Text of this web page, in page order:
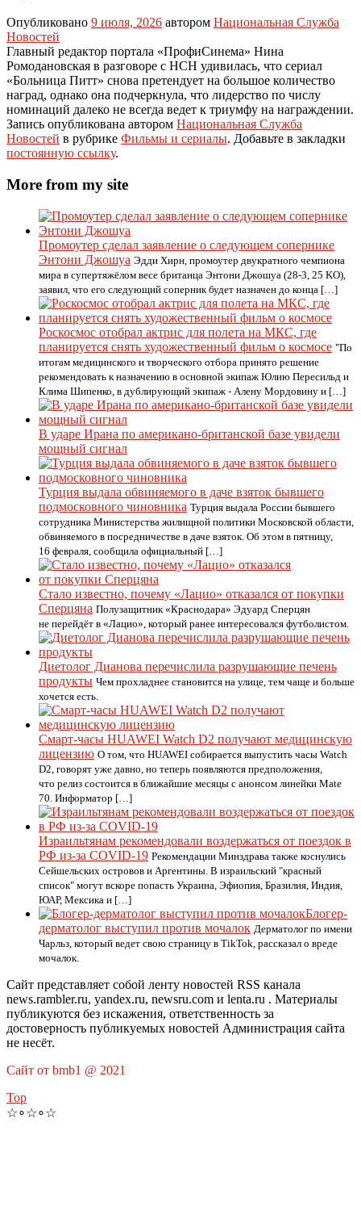
Опубликовано 9 июля, 2026 автором Национальная Служба
Новостей
Главный редактор портала «ПрофиСинема» Нина
Ромодановская в разговоре с НСН удивилась, что сериал
«Больница Питт» снова претендует на большое количество
наград, однако она подчеркнула, что лидерство по числу
номинаций далеко не всегда ведет к триумфу на награждении.
Запись опубликована автором Национальная Служба
Новостей в рубрике Фильмы и сериалы. Добавьте в закладки
постоянную ссылку.
More from my site
Промоутер сделал заявление о следующем сопернике
Энтони Джошуа Эдди Хирн, промоутер двукратного чемпиона
мира в супертяжёлом весе британца Энтони Джошуа (28-3, 25 KO),
заявил, что его следующий соперник будет назначен до конца […]
Роскосмос отобрал актрис для полета на МКС, где
планируется снять художественный фильм о космосе "По
итогам медицинского и творческого отбора принято решение
рекомендовать к назначению в основной экипаж Юлию Пересильд и
Клима Шипенко, в дублирующий экипаж - Алену Мордовину и […]
В ударе Ирана по американо-британской базе увидели
мощный сигнал
Турция выдала обвиняемого в даче взяток бывшего
подмосковного чиновника Турция выдала России бывшего
сотрудника Министерства жилищной политики Московской области,
обвиняемого в посредничестве в даче взяток. Об этом в пятницу,
16 февраля, сообщила официальный […]
Стало известно, почему «Лацио» отказался от покупки
Сперцяна Полузащитник «Краснодара» Эдуард Сперцян
не перейдёт в «Лацио», который ранее интересовался футболистом.
Диетолог Дианова перечислила разрушающие печень
продукты Чем прохладнее становится на улице, тем чаще и больше
хочется есть.
Смарт-часы HUAWEI Watch D2 получают медицинскую
лицензию О том, что HUAWEI собирается выпустить часы Watch
D2, говорят уже давно, но теперь появляются предположения,
что релиз состоится в ближайшие месяцы с анонсом линейки Mate
70. Информатор […]
Израильтянам рекомендовали воздержаться от поездок в
РФ из-за COVID-19 Рекомендации Минздрава также коснулись
Сейшельских островов и Аргентины. В израильский "красный
список" могут вскоре попасть Украина, Эфиопия, Бразилия, Индия,
ЮАР, Мексика и […]
Блогер-
дерматолог выступил против мочалок Дерматолог по имени
Чарльз, который ведет свою страницу в TikTok, рассказал о вреде
мочалок.
Сайт представляет собой ленту новостей RSS канала
news.rambler.ru, yandex.ru, newsru.com и lenta.ru . Материалы
публикуются без искажения, ответственность за
достоверность публикуемых новостей Администрация сайта
не несёт.
Сайт от bmb1 @ 2021
Top
☆∘☆∘☆